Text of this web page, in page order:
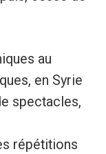
au
en Syrie
spectacles,
répétitions